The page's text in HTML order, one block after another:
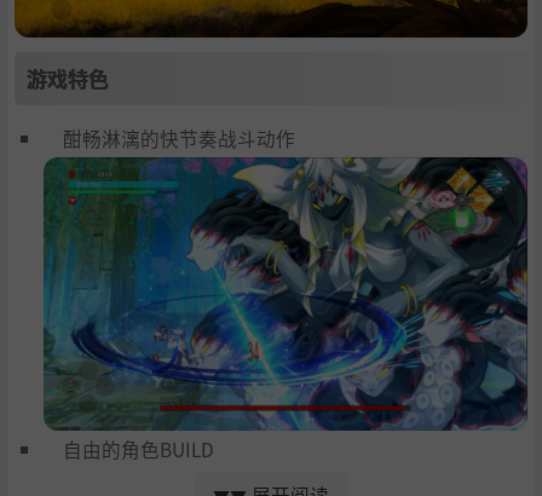
游戏特色
酣畅淋漓的快节奏战斗动作
自由的角色BUILD